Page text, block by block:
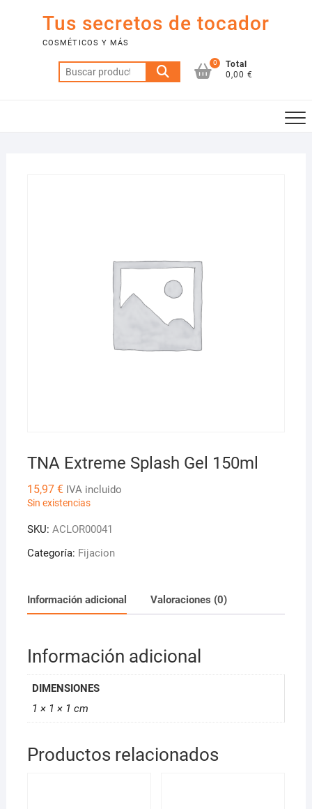
contenido
Tus secretos de tocador
COSMÉTICOS Y MÁS
Buscar
por:
0
Total
0,00 €
TNA Extreme Splash Gel 150ml
15,97 € IVA incluido
Sin existencias
SKU: ACLOR00041
Categoría: Fijacion
Información adicional Valoraciones (0)
Información adicional
DIMENSIONES
1 × 1 × 1 cm
Productos relacionados